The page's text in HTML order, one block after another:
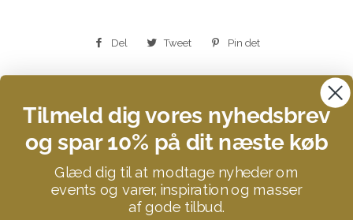
Del
Del
Tweet
Tweet
Pin det
Search
Kontakt
Om STUFF YOU LOVE
Tilmeld dig vores nyhedsbrev
og spar 10% på dit næste køb
Glæd dig til at modtage nyheder om
events og varer, inspiration og masser
af gode tilbud.